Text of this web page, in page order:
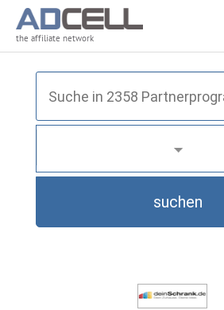
the affiliate network
suchen